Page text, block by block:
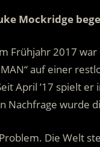
Mockridge
Frühjahr 2017
auf einer
April ’17 spielt
Nachfrage wurde
Die Welt